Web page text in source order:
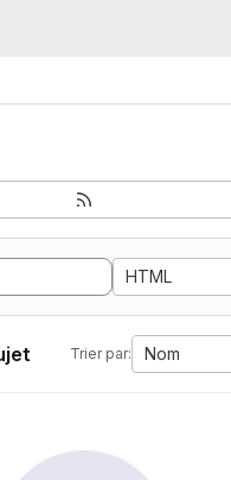
HTML
Trier par: Nom